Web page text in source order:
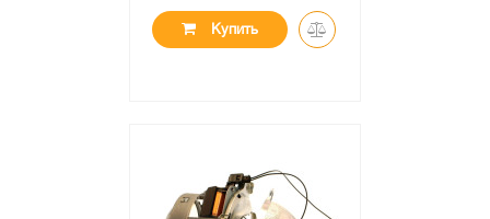
Купить
0 отзывов